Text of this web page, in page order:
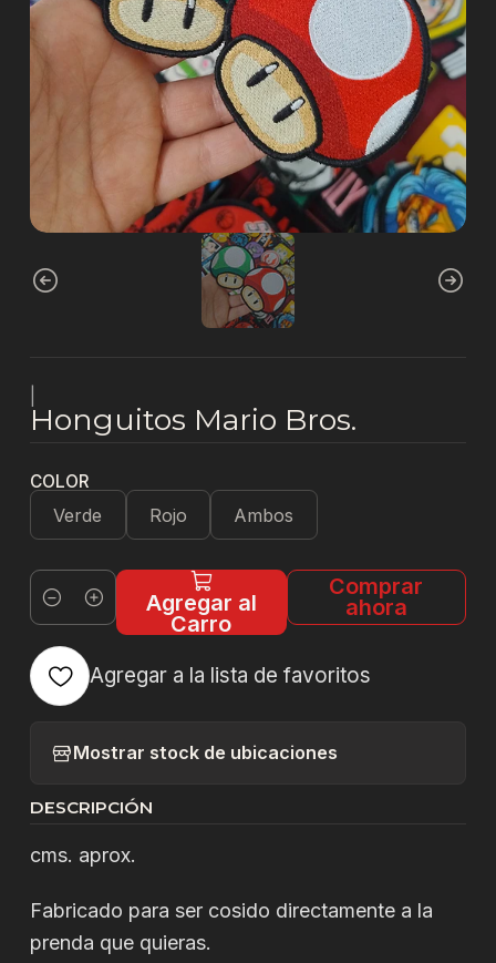
Honguitos Mario Bros.
COLOR
Verde Rojo Ambos
Cantidad Agregar al
Carro
Comprar
ahora
Agregar a la lista de favoritos
Mostrar stock de ubicaciones
DESCRIPCIÓN
cms. aprox.
Fabricado para ser cosido directamente a la
prenda que quieras.